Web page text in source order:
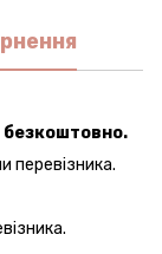
безкоштовно.
перевізника.